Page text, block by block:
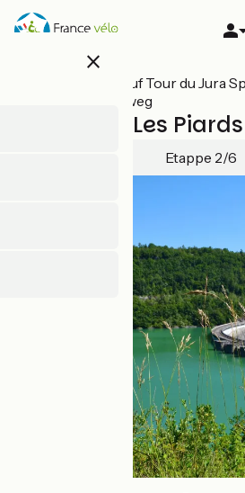
Direkt
zum
close
Alle Etappen auf Tour du Jura
Jura-Radrundweg
Arinthod / Les Piards
Etappe 2/6